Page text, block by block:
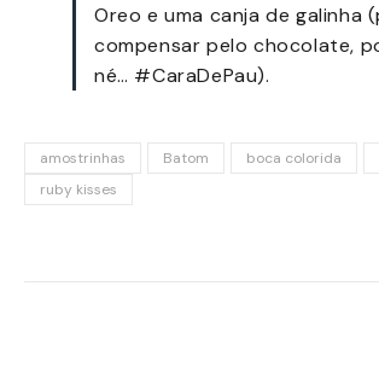
Oreo e uma canja de galinha
compensar pelo chocolate,
né… #CaraDePau).
amostrinhas Batom boca colorida
ruby kisses